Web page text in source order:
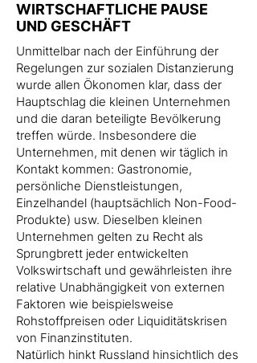
WIRTSCHAFTLICHE PAUSE
UND GESCHÄFT
Unmittelbar nach der Einführung der
Regelungen zur sozialen Distanzierung
wurde allen Ökonomen klar, dass der
Hauptschlag die kleinen Unternehmen
und die daran beteiligte Bevölkerung
treffen würde. Insbesondere die
Unternehmen, mit denen wir täglich in
Kontakt kommen: Gastronomie,
persönliche Dienstleistungen,
Einzelhandel (hauptsächlich Non-Food-
Produkte) usw. Dieselben kleinen
Unternehmen gelten zu Recht als
Sprungbrett jeder entwickelten
Volkswirtschaft und gewährleisten ihre
relative Unabhängigkeit von externen
Faktoren wie beispielsweise
Rohstoffpreisen oder Liquiditätskrisen
von Finanzinstituten.
Natürlich hinkt Russland hinsichtlich des